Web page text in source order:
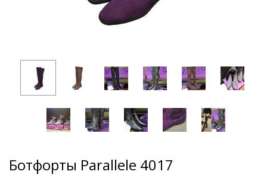
Ботфорты Parallele 4017